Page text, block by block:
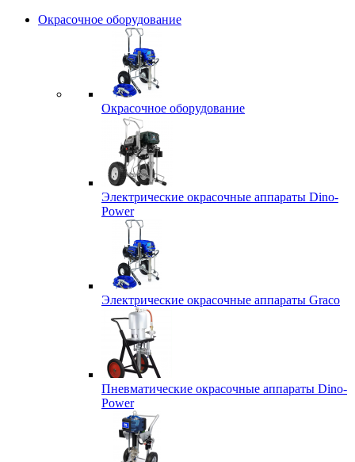
Окрасочное оборудование
Окрасочное оборудование
Электрические окрасочные аппараты Dino-
Power
Электрические окрасочные аппараты Graco
Пневматические окрасочные аппараты Dino-
Power